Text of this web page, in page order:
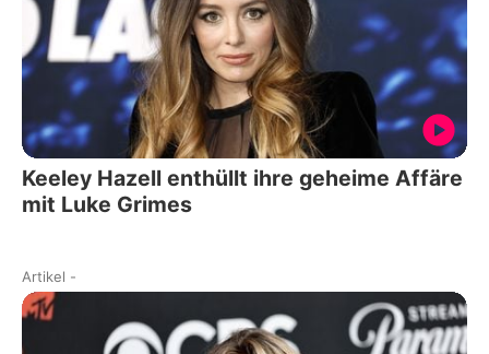
Keeley Hazell enthüllt ihre geheime Affäre
mit Luke Grimes
Artikel -